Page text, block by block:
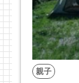
親子